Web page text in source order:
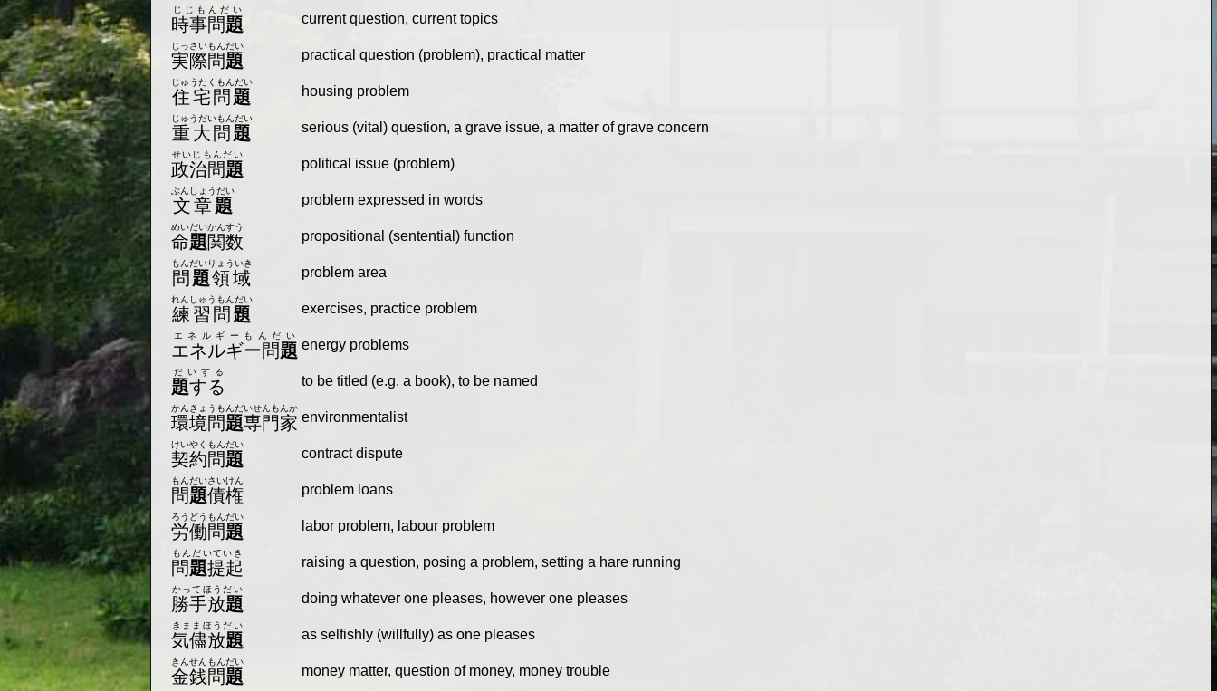
時事問題
じじもんだい
current question, current topics
実際問題
じっさいもんだい
practical question (problem), practical matter
住宅問 題
じゅうたくもんだい
housing problem
重大問 題
じゅうだいもんだい
serious (vital) question, a grave issue, a matter of grave concern
政治問題
せいじもんだい
political issue (problem)
文章題
ぶんしょうだい
problem expressed in words
命題関数
めいだいかんすう
propositional (sentential) function
問 題領域
もんだいりょういき
problem area
練習問 題
れんしゅうもんだい
exercises, practice problem
エネルギー問題
エネルギーもんだい
energy problems
題する
だいする
to be titled (e.g. a book), to be named
環境問題専門家
かんきょうもんだいせんもんか
environmentalist
契約問題
けいやくもんだい
contract dispute
問題債権
もんだいさいけん
problem loans
労働問題
ろうどうもんだい
labor problem, labour problem
問題提起
もんだいていき
raising a question, posing a problem, setting a hare running
勝手放題
かってほうだい
doing whatever one pleases, however one pleases
気儘放題
きままほうだい
as selfishly (willfully) as one pleases
金銭問題
きんせんもんだい
money matter, question of money, money trouble